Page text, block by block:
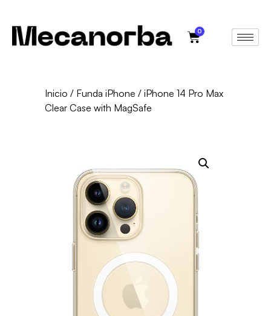
0
Inicio / Funda iPhone / iPhone 14 Pro Max
Clear Case with MagSafe